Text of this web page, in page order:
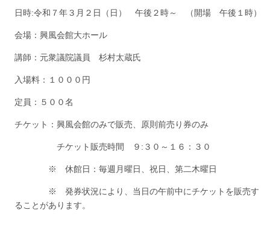
日時:令和７年３月２日（日） 午後２時～ （開場 午後１時）
会場：興風会館大ホール
講師：元衆議院議員 杉村太蔵氏
入場料：１０００円
定員：５００名
チケット：興風会館のみで販売、原則前売り券のみ
チケット販売時間 ９:３０～１６：３０
※ 休館日：毎週月曜日、祝日、第二木曜日
※ 発券状況により、当日の午前中にチケットを販売す
ることがあります。